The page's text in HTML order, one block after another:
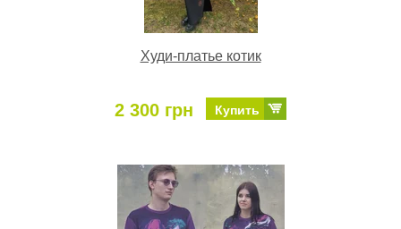
Худи-платье котик
2 300 грн Купить